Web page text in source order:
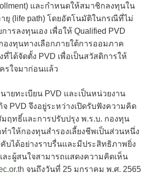
และกำหนดให้สมาชิกลงทุนใน
ยุ (life path) โดยอัตโนมัติในกรณีที่ไม่
ารลงทุนเอง เพื่อให้ Qualified PVD
องทุนทางเลือกภายใต้การออมภาค
ได้จัดตั้ง PVD เพื่อเป็นสวัสดิการให้
รใจมาก่อนแล้ว
ายทะเบียน PVD และเป็นหน่วยงาน
PVD จึงอยู่ระหว่างเปิดรับฟังความคิด
มฤทธิ์และการปรับปรุง พ.ร.บ. กองทุน
ทำให้กองทุนสำรองเลี้ยงชีพเป็นส่วนหนึ่ง
บได้อย่างราบรื่นและมีประสิทธิภาพยิ่ง
ละผู้สนใจสามารถแสดงความคิดเห็น
จนถึงวันที่ 25 มกราคม พ.ศ. 2565